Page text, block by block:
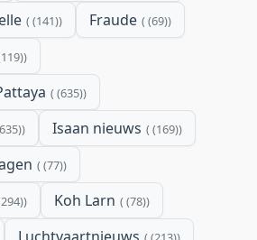
(141) Fraude (69)
(635)
Isaan nieuws (169)
(77)
Koh Larn (78)